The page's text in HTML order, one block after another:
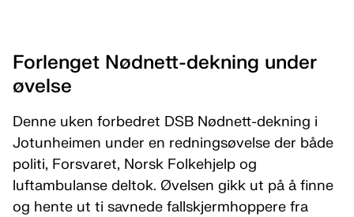
Forlenget Nødnett-dekning under
øvelse
Denne uken forbedret DSB Nødnett-dekning i
Jotunheimen under en redningsøvelse der både
politi, Forsvaret, Norsk Folkehjelp og
luftambulanse deltok. Øvelsen gikk ut på å finne
og hente ut ti savnede fallskjermhoppere fra